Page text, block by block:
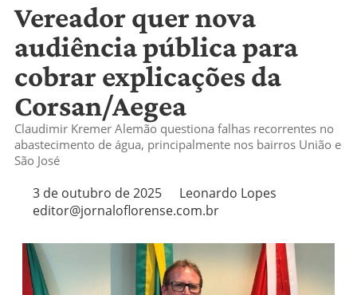
Vereador quer nova
audiência pública para
cobrar explicações da
Corsan/Aegea
Claudimir Kremer Alemão questiona falhas recorrentes no
abastecimento de água, principalmente nos bairros União e
São José
3 de outubro de 2025
Leonardo Lopes
editor@jornaloflorense.com.br